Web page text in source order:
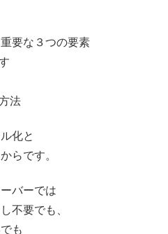
要な３つの要素
法
化と
らです。
バーでは
不要でも、
も